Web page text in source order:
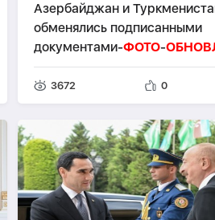
Азербайджан и
обменялись подписанными
документами-ФОТО-
3672 0